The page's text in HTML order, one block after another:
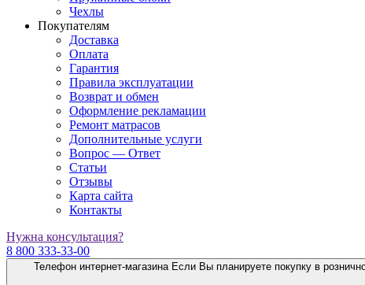
Чехлы
Покупателям
Доставка
Оплата
Гарантия
Правила эксплуатации
Возврат и обмен
Оформление рекламации
Ремонт матрасов
Дополнительные услуги
Вопрос — Ответ
Статьи
Отзывы
Карта сайта
Контакты
Нужна консультация?
8 800 333-33-00
Телефон интернет-магазина Если Вы планируете покупку в